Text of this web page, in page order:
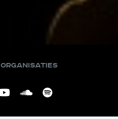
Organisaties